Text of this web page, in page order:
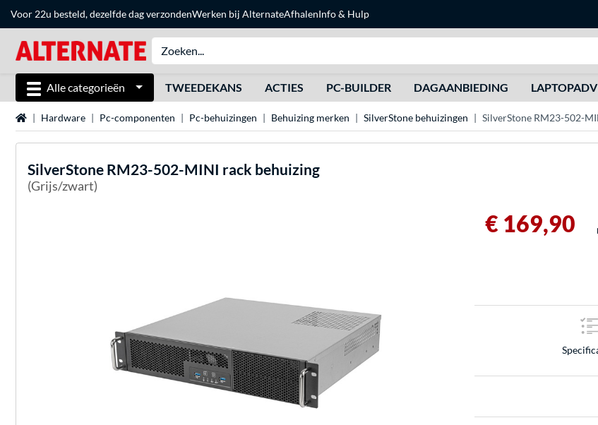
Voor 22u besteld, dezelfde dag verzondenWerken bij AlternateAfhalenInfo & Hulp
Alle categorieën TWEEDEKANS ACTIES PC-BUILDER DAGAANBIEDING
Home Hardware Pc-componenten Pc-behuizingen Behuizing merken SilverStone behuizingen SilverStone RM23-502-
SilverStone RM23-502-MINI rack behuizing
(Grijs/zwart)
€ 169,90